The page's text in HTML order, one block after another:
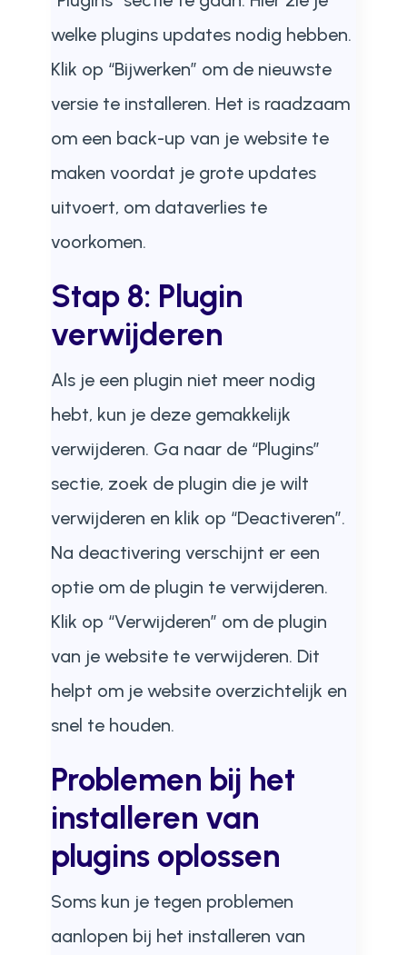
welke plugins updates nodig hebben.
Klik op “Bijwerken” om de nieuwste
versie te installeren. Het is raadzaam
om een back-up van je website te
maken voordat je grote updates
uitvoert, om dataverlies te
voorkomen.
Stap 8: Plugin
verwijderen
Als je een plugin niet meer nodig
hebt, kun je deze gemakkelijk
verwijderen. Ga naar de “Plugins”
sectie, zoek de plugin die je wilt
verwijderen en klik op “Deactiveren”.
Na deactivering verschijnt er een
optie om de plugin te verwijderen.
Klik op “Verwijderen” om de plugin
van je website te verwijderen. Dit
helpt om je website overzichtelijk en
snel te houden.
Problemen bij het
installeren van
plugins oplossen
Soms kun je tegen problemen
aanlopen bij het installeren van